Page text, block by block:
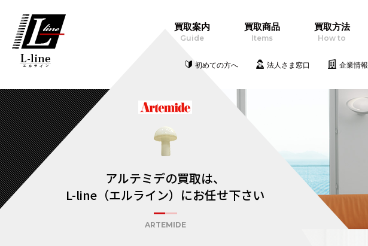
買取案内
Guide
買取商品
Items
買取方法
How to
初めての方へ 法人さま窓口 企業情報
アルテミデの買取は、
L-line（エルライン）にお任せ下さい
ARTEMIDE